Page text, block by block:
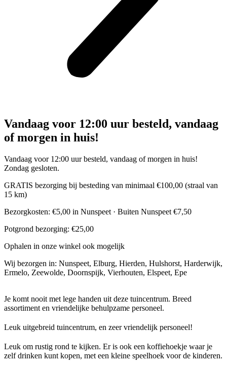
Vandaag voor 12:00 uur besteld, vandaag
of morgen in huis!
Vandaag voor 12:00 uur besteld, vandaag of morgen in huis!
Zondag gesloten.
GRATIS bezorging bij besteding van minimaal €100,00 (straal van
15 km)
Bezorgkosten: €5,00 in Nunspeet · Buiten Nunspeet €7,50
Potgrond bezorging: €25,00
Ophalen in onze winkel ook mogelijk
Wij bezorgen in: Nunspeet, Elburg, Hierden, Hulshorst, Harderwijk,
Ermelo, Zeewolde, Doornspijk, Vierhouten, Elspeet, Epe
Je komt nooit met lege handen uit deze tuincentrum. Breed
assortiment en vriendelijke behulpzame personeel.
Leuk uitgebreid tuincentrum, en zeer vriendelijk personeel!
Leuk om rustig rond te kijken. Er is ook een koffiehoekje waar je
zelf drinken kunt kopen, met een kleine speelhoek voor de kinderen.